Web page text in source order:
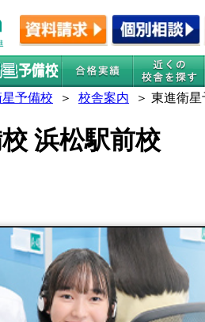
予備校 ＞ 校舎案内 ＞ 東進衛
浜松駅前校